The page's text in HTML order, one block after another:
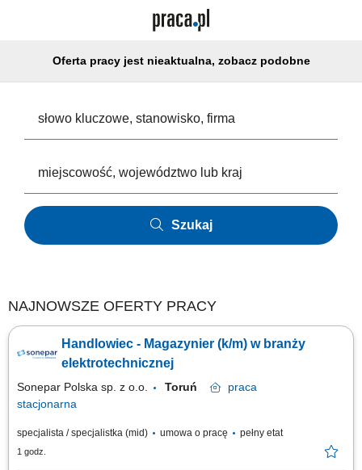
Oferta pracy jest nieaktualna, zobacz podobne
Szukaj
NAJNOWSZE OFERTY PRACY
Handlowiec - Magazynier (k/m) w branży
elektrotechnicznej
Sonepar Polska sp. z o.o. Toruń
praca
stacjonarna
specjalista / specjalistka (mid) umowa o pracę pełny etat
1 godz.